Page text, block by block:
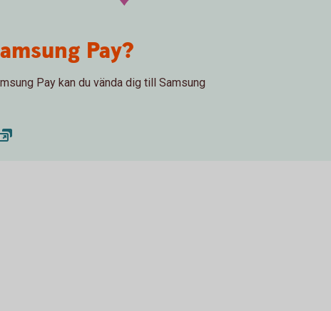
Pay?
Pay kan du vända dig till Samsung